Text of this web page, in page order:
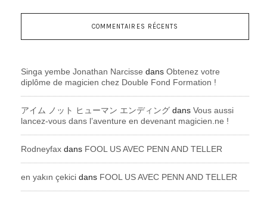
COMMENTAIRES RÉCENTS
Singa yembe Jonathan Narcisse dans Obtenez votre
diplôme de magicien chez Double Fond Formation !
アイム ノット ヒューマン エンディング dans Vous aussi
lancez-vous dans l’aventure en devenant magicien.ne !
Rodneyfax dans FOOL US AVEC PENN AND TELLER
en yakın çekici dans FOOL US AVEC PENN AND TELLER